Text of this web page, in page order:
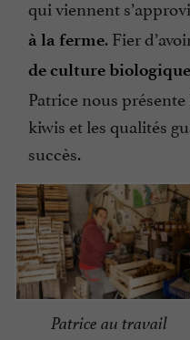
qui viennent
à la ferme. Fier
de culture biologique
Patrice nous
kiwis et les qualités
succès.
Patrice au travail